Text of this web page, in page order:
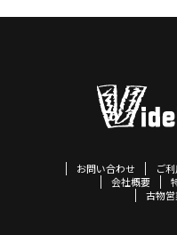
お問い合わせ ご
会社概要
古物